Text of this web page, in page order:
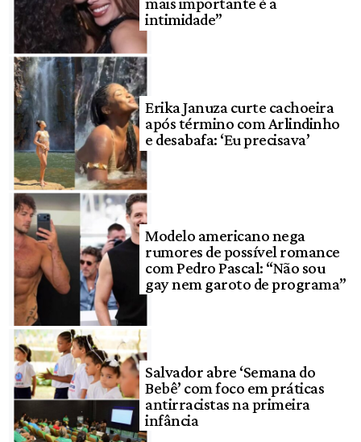
intimidade”
Erika Januza curte cachoeira
após término com Arlindinho
e desabafa: ‘Eu precisava’
Modelo americano nega
rumores de possível romance
com Pedro Pascal: “Não sou
gay nem garoto de programa”
Salvador abre ‘Semana do
Bebê’ com foco em práticas
antirracistas na primeira
infância